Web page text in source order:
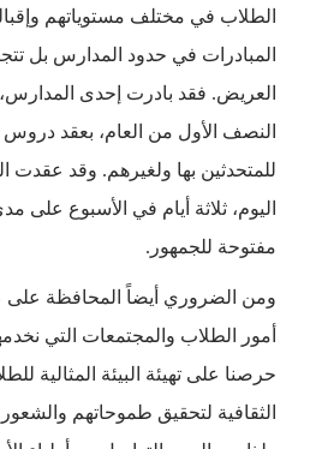
الطلاب في مختلف مستوياتهم
المبادرات في حدود المدارس بل
العريض. فقد بادرت إحدى
النصف الأول من العام، بعقد دروس
للمتحدثين بها ولغيرهم. وقد
اليوم، ثلاثة أيام في الأسبوع على
مفتوحة للجمهور.
ومن الضروري أيضاً المحافظة على
أمور الطلاب والمجتمعات التي
حرصنا على تهيئة البيئة المثالية
الثقافية لتحقيق طموحاتهم والشعور